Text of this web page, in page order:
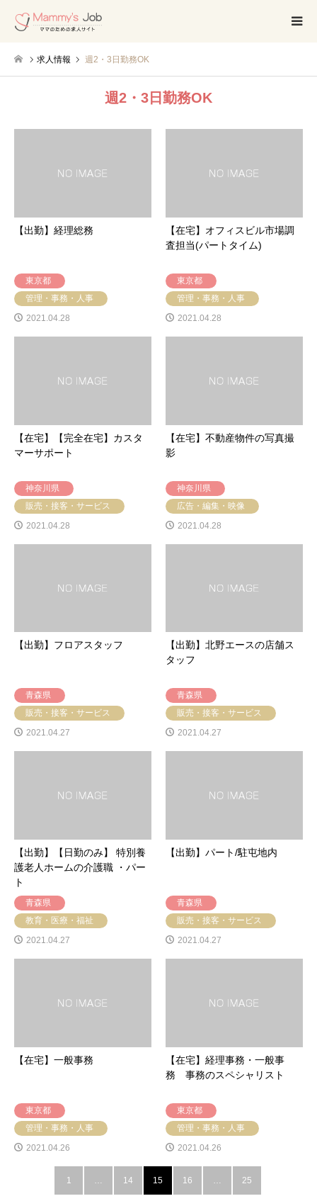
求人情報 週2・3日勤務OK
週2・3日勤務OK
【出勤】経理総務
東京都
管理・事務・人事
2021.04.28
【在宅】オフィスビル市場調
査担当(パートタイム)
東京都
管理・事務・人事
2021.04.28
【在宅】【完全在宅】カスタ
マーサポート
神奈川県
販売・接客・サービス
2021.04.28
【在宅】不動産物件の写真撮
影
神奈川県
広告・編集・映像
2021.04.28
【出勤】フロアスタッフ
青森県
販売・接客・サービス
2021.04.27
【出勤】北野エースの店舗ス
タッフ
青森県
販売・接客・サービス
2021.04.27
【出勤】【日勤のみ】 特別養
護老人ホームの介護職 ・パー
ト
青森県
教育・医療・福祉
2021.04.27
【出勤】パート/駐屯地内
青森県
販売・接客・サービス
2021.04.27
【在宅】一般事務
東京都
管理・事務・人事
2021.04.26
【在宅】経理事務・一般事
務 事務のスペシャリスト
東京都
管理・事務・人事
2021.04.26
1 … 14 15 16 … 25